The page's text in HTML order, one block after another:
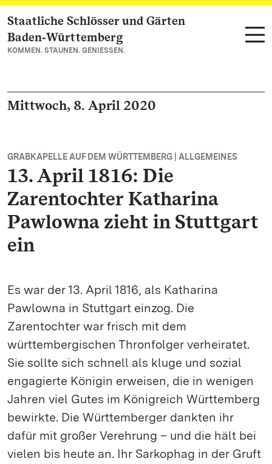
Zum Hauptinhalt springen
Staatliche Schlösser und Gärten
Baden‑Württemberg
KOMMEN. STAUNEN. GENIESSEN.
Mittwoch, 8. April 2020
GRABKAPELLE AUF DEM WÜRTTEMBERG | ALLGEMEINES
13. April 1816: Die
Zarentochter Katharina
Pawlowna zieht in Stuttgart
ein
Es war der 13. April 1816, als Katharina
Pawlowna in Stuttgart einzog. Die
Zarentochter war frisch mit dem
württembergischen Thronfolger verheiratet.
Sie sollte sich schnell als kluge und sozial
engagierte Königin erweisen, die in wenigen
Jahren viel Gutes im Königreich Württemberg
bewirkte. Die Württemberger dankten ihr
dafür mit großer Verehrung – und die hält bei
vielen bis heute an. Ihr Sarkophag in der Gruft